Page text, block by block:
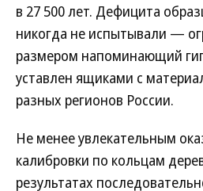
в 27 500 лет. Дефицита
никогда не испытывали —
размером напоминающий
уставлен ящиками с
разных регионов России.
Не менее увлекательным
калибровки по кольцам
результатах